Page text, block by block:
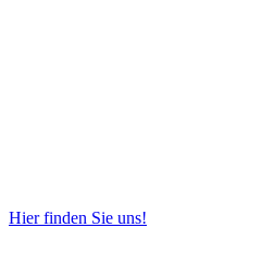
Hier finden Sie uns!